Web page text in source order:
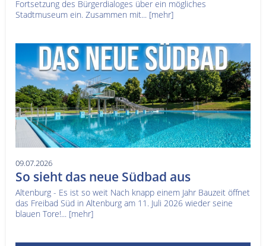
Fortsetzung des Bürgerdialoges über ein mögliches
Stadtmuseum ein. Zusammen mit... [mehr]
09.07.2026
So sieht das neue Südbad aus
Altenburg - Es ist so weit Nach knapp einem Jahr Bauzeit öffnet
das Freibad Süd in Altenburg am 11. Juli 2026 wieder seine
blauen Tore!... [mehr]